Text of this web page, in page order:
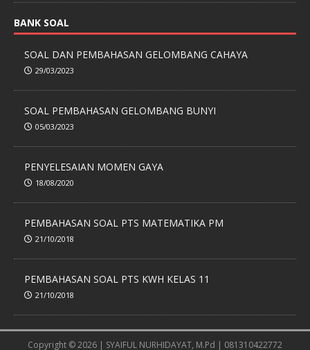
BANK SOAL
SOAL DAN PEMBAHASAN GELOMBANG CAHAYA
29/03/2023
SOAL PEMBAHASAN GELOMBANG BUNYI
05/03/2023
PENYELESAIAN MOMEN GAYA
18/08/2020
PEMBAHASAN SOAL PTS MATEMATIKA PM
21/10/2018
PEMBAHASAN SOAL PTS KWH KELAS 11
21/10/2018
Copyright © 2026 | SYAIFUL NURHIDAYAT, M.Pd | 081310422772